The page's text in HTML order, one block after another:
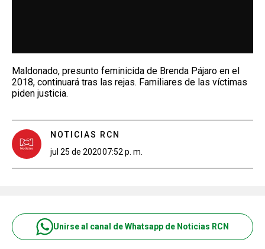
Maldonado, presunto feminicida de Brenda Pájaro en el
2018, continuará tras las rejas. Familiares de las víctimas
piden justicia.
NOTICIAS RCN
jul 25 de 202007:52 p. m.
Unirse al canal de Whatsapp de Noticias RCN